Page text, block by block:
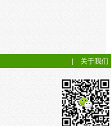
上海
CopyRight
| 关于我们